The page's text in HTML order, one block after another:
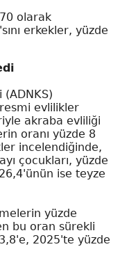
olarak
erkekler, yüzde
(ADNKS)
evlilikler
akraba evliliği
oranı yüzde 8
incelendiğinde,
çocukları, yüzde
ise teyze
yüzde
bu oran sürekli
2025'te yüzde